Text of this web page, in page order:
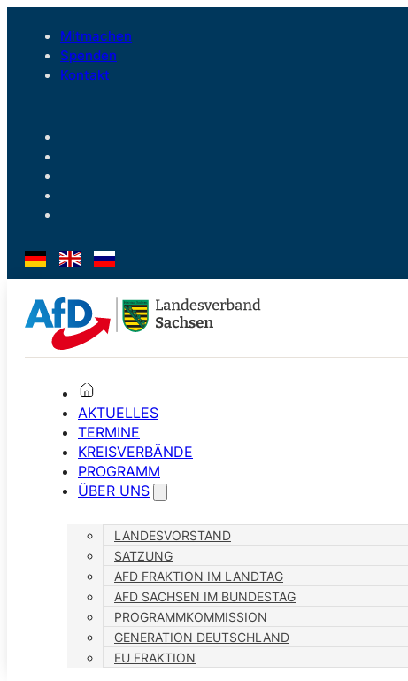
Mitmachen
Spenden
Kontakt
AKTUELLES
TERMINE
KREISVERBÄNDE
PROGRAMM
ÜBER UNS
LANDESVORSTAND
SATZUNG
AFD FRAKTION IM LANDTAG
AFD SACHSEN IM BUNDESTAG
PROGRAMMKOMMISSION
GENERATION DEUTSCHLAND
EU FRAKTION